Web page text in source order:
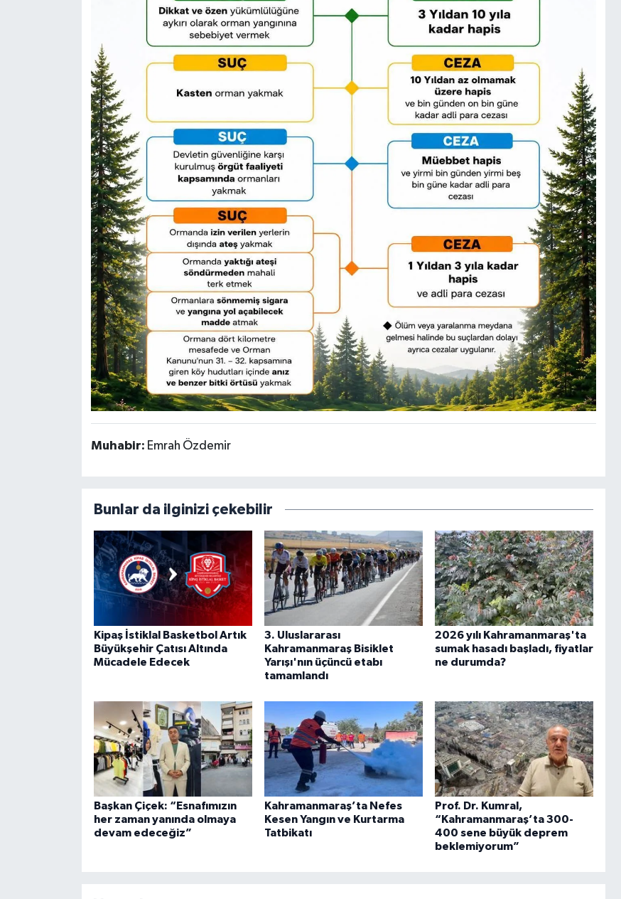
Muhabir: Emrah Özdemir
Bunlar da ilginizi çekebilir
Kipaş İstiklal Basketbol Artık
Büyükşehir Çatısı Altında
Mücadele Edecek
3. Uluslararası
Kahramanmaraş Bisiklet
Yarışı'nın üçüncü etabı
tamamlandı
2026 yılı Kahramanmaraş'ta
sumak hasadı başladı, fiyatlar
ne durumda?
Başkan Çiçek: “Esnafımızın
her zaman yanında olmaya
devam edeceğiz”
Kahramanmaraş’ta Nefes
Kesen Yangın ve Kurtarma
Tatbikatı
Prof. Dr. Kumral,
“Kahramanmaraş’ta 300-
400 sene büyük deprem
beklemiyorum”